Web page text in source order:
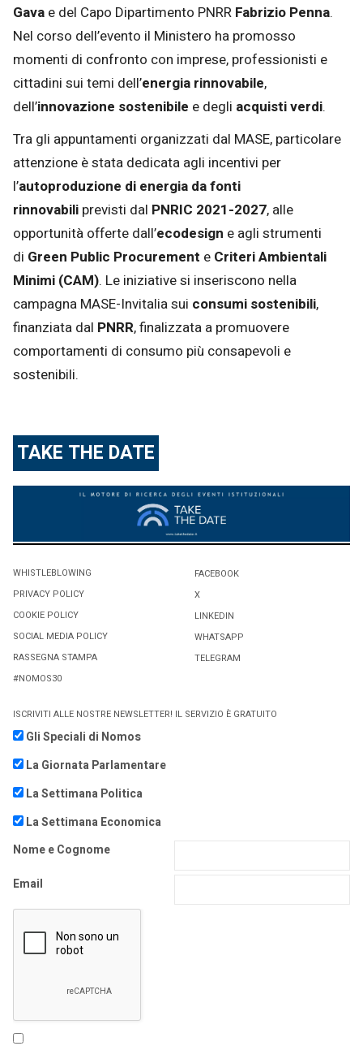
Gava e del Capo Dipartimento PNRR Fabrizio Penna.
Nel corso dell’evento il Ministero ha promosso
momenti di confronto con imprese, professionisti e
cittadini sui temi dell’energia rinnovabile,
dell’innovazione sostenibile e degli acquisti verdi.
Tra gli appuntamenti organizzati dal MASE, particolare
attenzione è stata dedicata agli incentivi per
l’autoproduzione di energia da fonti
rinnovabili previsti dal PNRIC 2021-2027, alle
opportunità offerte dall’ecodesign e agli strumenti
di Green Public Procurement e Criteri Ambientali
Minimi (CAM). Le iniziative si inseriscono nella
campagna MASE-Invitalia sui consumi sostenibili,
finanziata dal PNRR, finalizzata a promuovere
comportamenti di consumo più consapevoli e
sostenibili.
TAKE THE DATE
WHISTLEBLOWING
PRIVACY POLICY
COOKIE POLICY
SOCIAL MEDIA POLICY
RASSEGNA STAMPA
#NOMOS30
FACEBOOK
X
LINKEDIN
WHATSAPP
TELEGRAM
ISCRIVITI ALLE NOSTRE NEWSLETTER! IL SERVIZIO È GRATUITO
Gli Speciali di Nomos
La Giornata Parlamentare
La Settimana Politica
La Settimana Economica
Nome e Cognome
Email